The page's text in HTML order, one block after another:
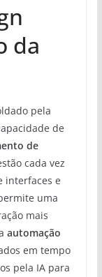
da
pela
de
de
cada vez
interfaces e
uma
mais
automação
em tempo
pela IA para